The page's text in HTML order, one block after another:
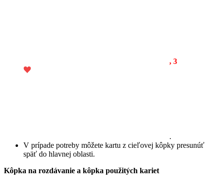
, 3
.
V prípade potreby môžete kartu z cieľovej kôpky presunúť
späť do hlavnej oblasti.
Kôpka na rozdávanie a kôpka použitých kariet